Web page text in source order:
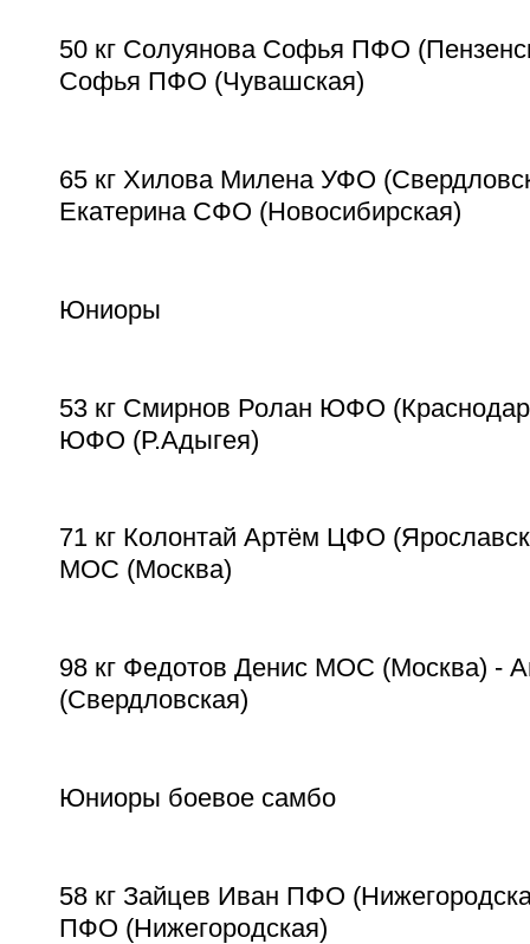
50 кг Солуянова Софья ПФО
Софья ПФО (Чувашская)
65 кг Хилова Милена УФО
Екатерина СФО (Новосибирская)
Юниоры
53 кг Смирнов Ролан ЮФО
ЮФО (Р.Адыгея)
71 кг Колонтай Артём ЦФО
МОС (Москва)
98 кг Федотов Денис МОС (Москва) -
(Свердловская)
Юниоры боевое самбо
58 кг Зайцев Иван ПФО
ПФО (Нижегородская)